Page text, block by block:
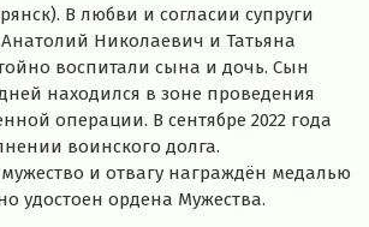
В любви и согласии супруги
Анатолий Николаевич и Татьяна
воспитали сына и дочь. Сын
находился в зоне проведения
операции. В сентябре 2022 года
воинского долга.
и отвагу награждён медалью
удостоен ордена Мужества.